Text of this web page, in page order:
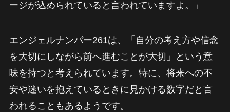
ージが込められていると言われていますよ。」
エンジェルナンバー261は、「自分の考え方や信念
を大切にしながら前へ進むことが大切」という意
味を持つと考えられています。特に、将来への不
安や迷いを抱えているときに見かける数字だと言
われることもあるようです。